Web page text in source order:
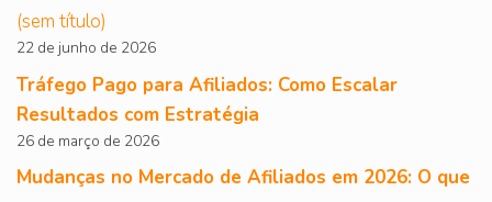
(sem título)
22 de junho de 2026
Tráfego Pago para Afiliados: Como Escalar
Resultados com Estratégia
26 de março de 2026
Mudanças no Mercado de Afiliados em 2026: O que